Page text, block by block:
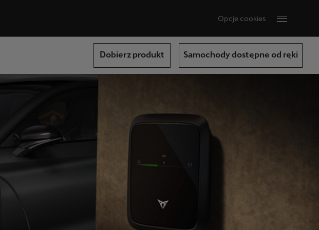
Opcje cookies
Dobierz produkt Samochody dostępne od ręki